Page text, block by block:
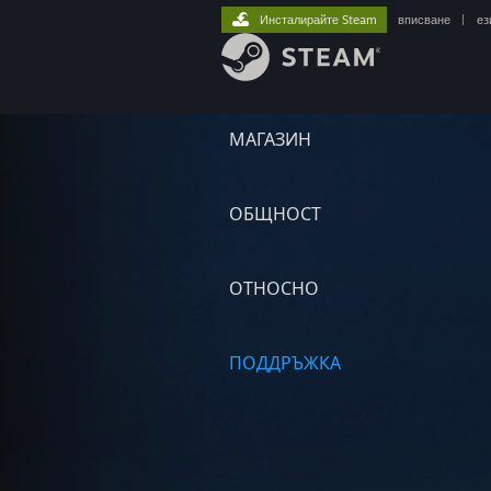
МАГАЗИН
ОБЩНОСТ
ОТНОСНО
ПОДДРЪЖКА
Инсталирайте Steam вписване